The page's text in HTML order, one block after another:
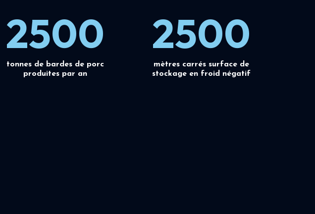
2500
tonnes de bardes de porc
produites par an
2500
mètres carrés surface de
stockage en froid négatif